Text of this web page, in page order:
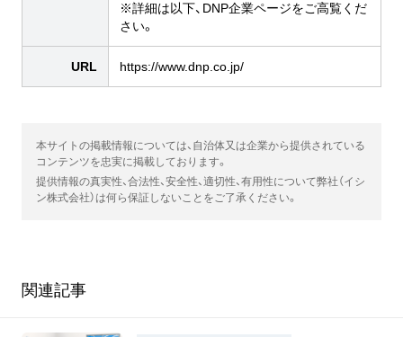
※詳細は以下、DNP企業ページをご高覧くだ
さい。
URL https://www.dnp.co.jp/
本サイトの掲載情報については、自治体又は企業から提供されている
コンテンツを忠実に掲載しております。
提供情報の真実性、合法性、安全性、適切性、有用性について弊社（イシ
ン株式会社）は何ら保証しないことをご了承ください。
関連記事